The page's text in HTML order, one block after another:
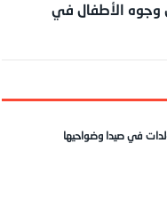
وجوه الأطفال في